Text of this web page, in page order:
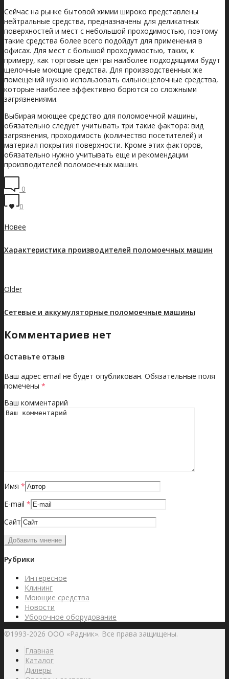
Сейчас на рынке бытовой химии широко представлены
нейтральные средства, предназначены для деликатных
поверхностей и мест с небольшой проходимостью, поэтому
такие средства более всего подойдут для применения в
офисах. Для мест с большой проходимостью, таких, к
примеру, как торговые центры наиболее подходящими будут
щелочные моющие средства. Для производственных же
помещений нужно использовать сильнощелочные средства,
которые наиболее эффективно борются со сложными
загрязнениями.
Выбирая моющее средство для поломоечной машины,
обязательно следует учитывать три такие фактора: вид
загрязнения, проходимость (количество посетителей) и
материал покрытия поверхности. Кроме этих факторов,
обязательно нужно учитывать еще и рекомендации
производителей поломоечных машин.
0
0
Новее
Характеристика производителей поломоечных машин
Older
Cетевые и аккумуляторные поломоечные машины
Комментариев нет
Оставьте отзыв
Ваш адрес email не будет опубликован. Обязательные поля
помечены *
Ваш комментарий
Имя *
E-mail *
Сайт
Рубрики
Интересное
Клининг
Моющие средства
Новости
Уборочное оборудование
©1993-2026 ООО «Радник». Все права защищены.
Главная
Каталог
Дилеры